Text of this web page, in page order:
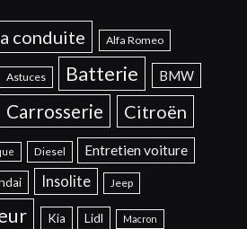
conduite Alfa Romeo
Astuces Batterie BMW
Carrosserie Citroën
Diesel Entretien voiture
Insolite Jeep
Kia Lidl Macron